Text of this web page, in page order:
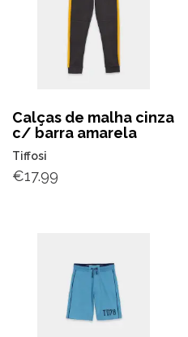
Calças de malha cinza
c/ barra amarela
Tiffosi
€17.99